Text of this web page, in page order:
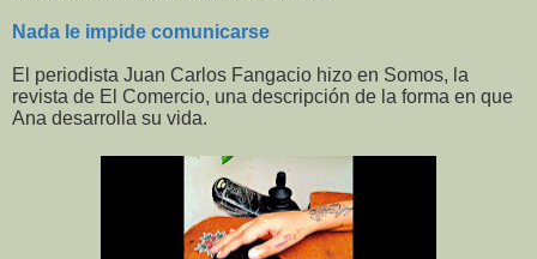
Nada le impide comunicarse
El periodista Juan Carlos Fangacio hizo en Somos, la
revista de El Comercio, una descripción de la forma en que
Ana desarrolla su vida.